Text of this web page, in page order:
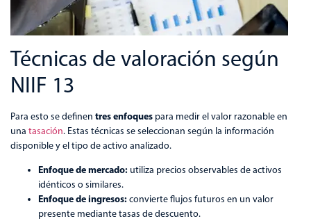
Técnicas de valoración según
NIIF 13
Para esto se definen tres enfoques para medir el valor razonable en
una tasación. Estas técnicas se seleccionan según la información
disponible y el tipo de activo analizado.
Enfoque de mercado: utiliza precios observables de activos
idénticos o similares.
Enfoque de ingresos:convierte flujos futuros en un valor
presente mediante tasas de descuento.